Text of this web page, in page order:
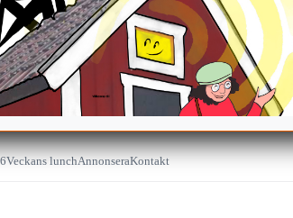
Veckans lunchAnnonseraKontakt